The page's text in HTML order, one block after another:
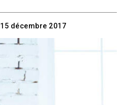
15 décembre 2017